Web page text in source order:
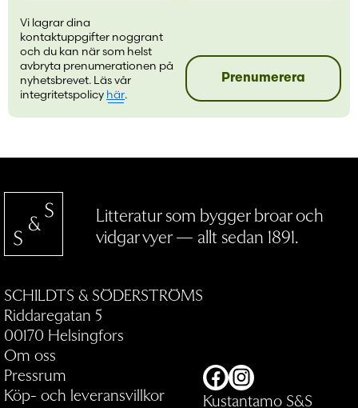
Vi lagrar dina
kontaktuppgifter noggrant
och du kan när som helst
avbryta prenumerationen på
nyhetsbrevet. Läs vår
integritetspolicy här.
Prenumerera
Litteratur som bygger broar och
vidgar vyer — allt sedan 1891.
SCHILDTS & SÖDERSTRÖMS
Riddaregatan 5
00170 Helsingfors
Om oss
Pressrum
Köp- och leveransvillkor
Facebook
Instagram
Kustantamo S&S